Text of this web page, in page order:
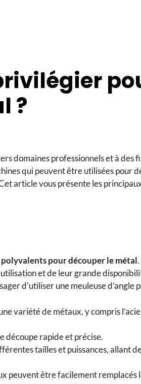
?
domaines professionnels et à des
qui peuvent être utilisées pour
article vous présente les
polyvalents pour découper le métal
et de leur grande
d’utiliser une meuleuse d’angle
variété de métaux, y compris
découpe rapide et précise.
tailles et puissances, allant
peuvent être facilement remplacés